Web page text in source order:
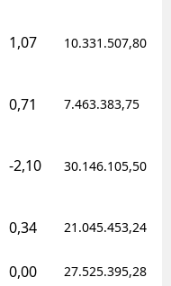
1,07 10.331.507,80
0,71 7.463.383,75
-2,10 30.146.105,50
0,34 21.045.453,24
0,00 27.525.395,28